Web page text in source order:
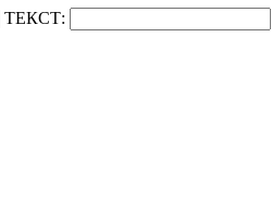
ТЕКСТ: